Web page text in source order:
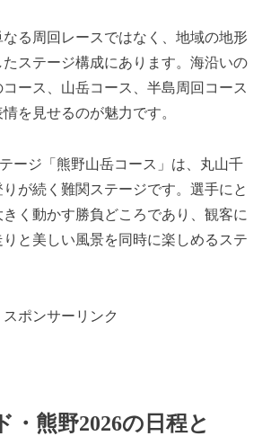
る周回レースではなく、地域の地形
ステージ構成にあります。海沿いの
ース、山岳コース、半島周回コース
を見せるのが魅力です。
ージ「熊野山岳コース」は、丸山千
が続く難関ステージです。選手にと
く動かす勝負どころであり、観客に
と美しい風景を同時に楽しめるステ
スポンサーリンク
・熊野2026の日程と